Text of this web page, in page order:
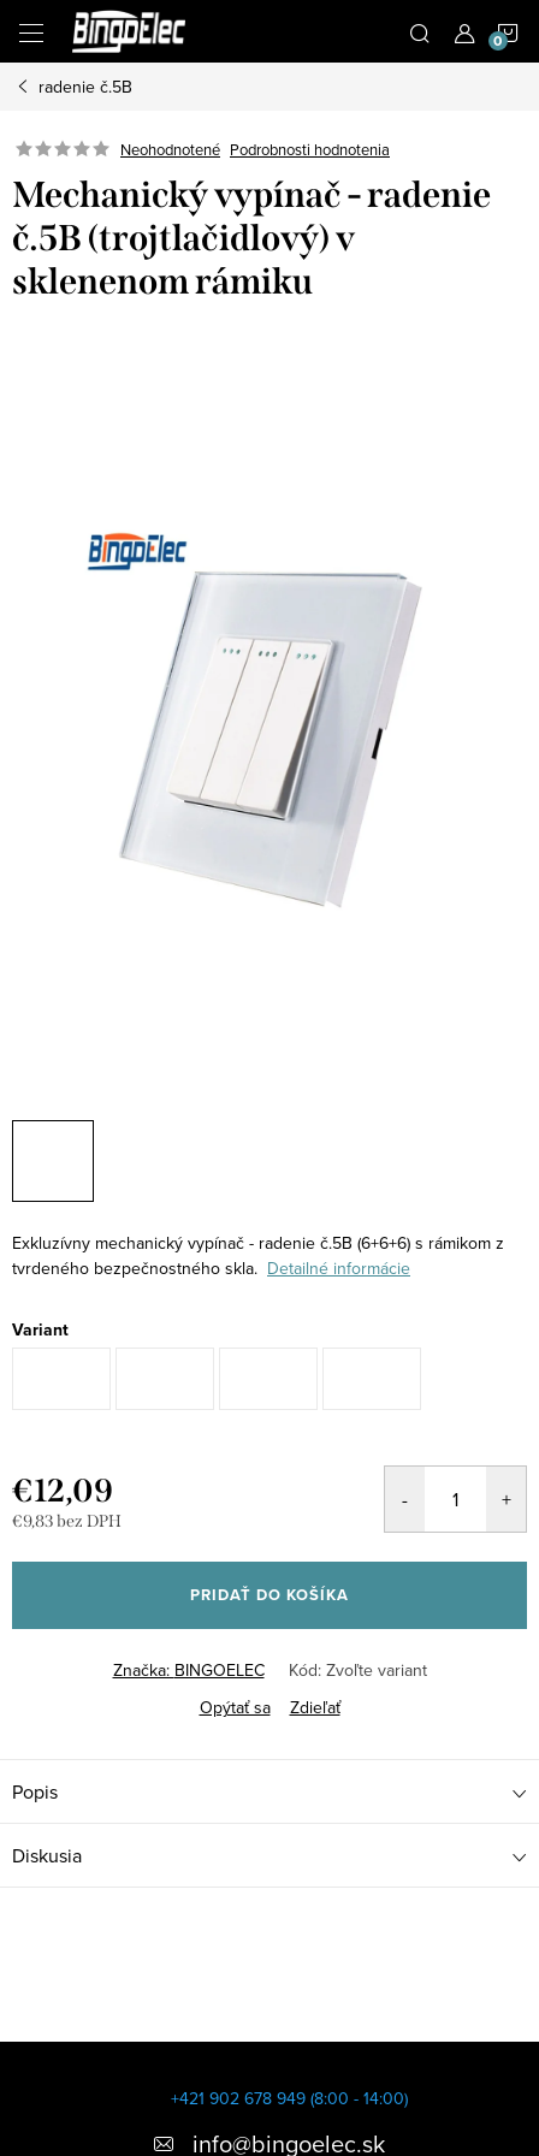
obsah
radenie č.5B
Neohodnotené Podrobnosti hodnotenia
Mechanický vypínač - radenie
č.5B (trojtlačidlový) v
sklenenom rámiku
Exkluzívny mechanický vypínač - radenie č.5B (6+6+6) s rámikom z
tvrdeného bezpečnostného skla. Detailné informácie
Variant
€12,09
€9,83 bez DPH
cena:
PRIDAŤ DO KOŠÍKA
Značka: BINGOELEC Kód: Zvoľte variant
Opýtať sa
Zdieľať
Popis
Diskusia
+421 902 678 949 (8:00 - 14:00)
info@bingoelec.sk